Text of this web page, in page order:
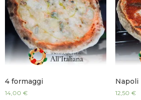
4 formaggi
14,00 €
Napoli
12,50 €